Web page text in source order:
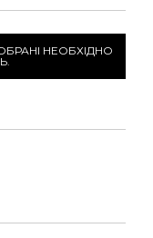
НЕОБХІДНО